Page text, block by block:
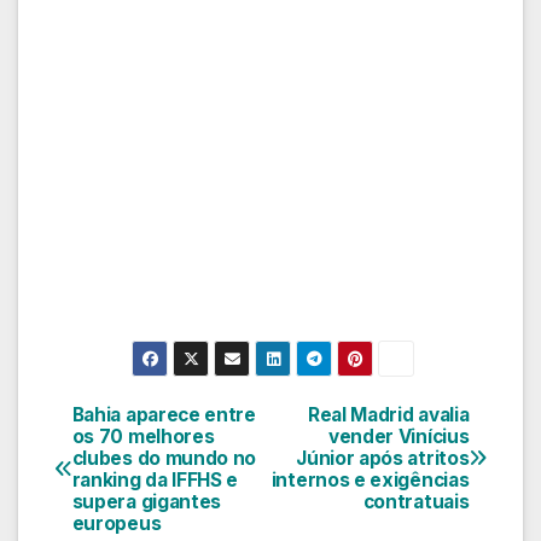
Navegação
de
Post
Real Madrid avalia
vender Vinícius
Júnior após atritos
internos e exigências
contratuais
Bahia aparece entre
os 70 melhores
clubes do mundo no
ranking da IFFHS e
supera gigantes
europeus